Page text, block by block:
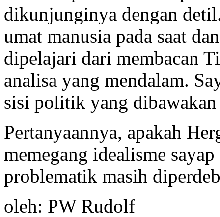
dikunjunginya dengan
umat manusia pada saat
dipelajari dari membacan
analisa yang mendalam.
sisi politik yang dibawakan
Pertanyaannya, apakah
memegang idealisme
problematik masih
oleh: PW Rudolf